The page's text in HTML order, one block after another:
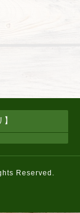
】
Reserved.